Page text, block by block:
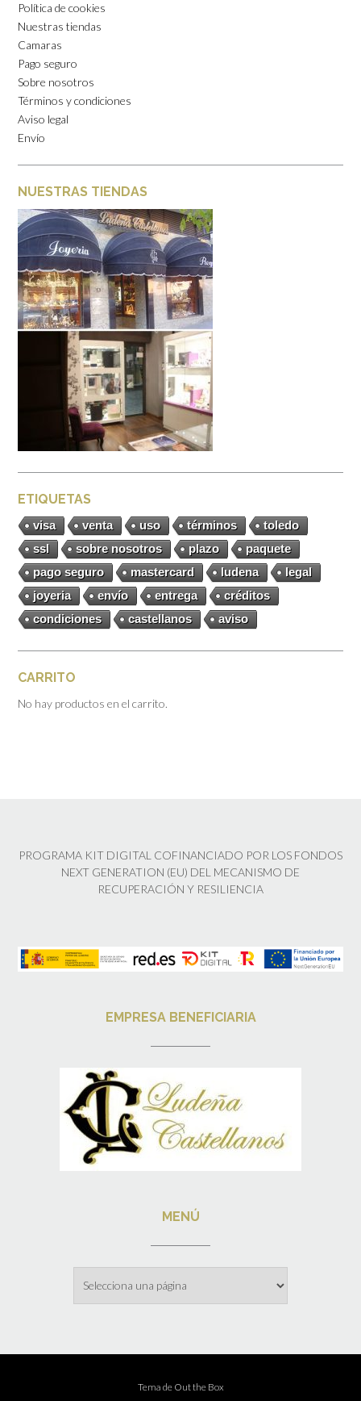
Política de cookies
Nuestras tiendas
Camaras
Pago seguro
Sobre nosotros
Términos y condiciones
Aviso legal
Envío
NUESTRAS TIENDAS
ETIQUETAS
visa venta uso términos
toledo
ssl
sobre nosotros plazo
paquete
pago seguro
mastercard ludena
legal
joyeria
envío entrega
créditos
condiciones
castellanos aviso
CARRITO
No hay productos en el carrito.
PROGRAMA KIT DIGITAL COFINANCIADO POR LOS FONDOS
NEXT GENERATION (EU) DEL MECANISMO DE
RECUPERACIÓN Y RESILIENCIA
EMPRESA BENEFICIARIA
MENÚ
Tema de Out the Box